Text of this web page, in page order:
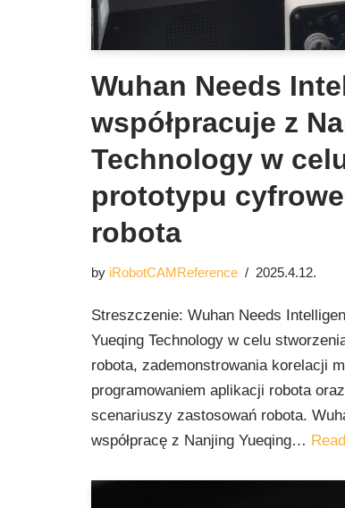
Wuhan Needs
współpracuje z
Technology w
prototypu
robota
by iRobotCAMReference 2025.4.12.
Streszczenie: Wuhan Needs
Yueqing Technology w celu
robota, zademonstrowania korelacji
programowaniem aplikacji robota
scenariuszy zastosowań robota.
współpracę z Nanjing Yueqing…